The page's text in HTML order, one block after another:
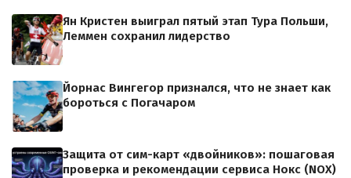
Ян Кристен выиграл пятый этап Тура Польши,
Леммен сохранил лидерство
Йорнас Вингегор признался, что не знает как
бороться с Погачаром
Защита от сим-карт «двойников»: пошаговая
проверка и рекомендации сервиса Нокс (NOX)